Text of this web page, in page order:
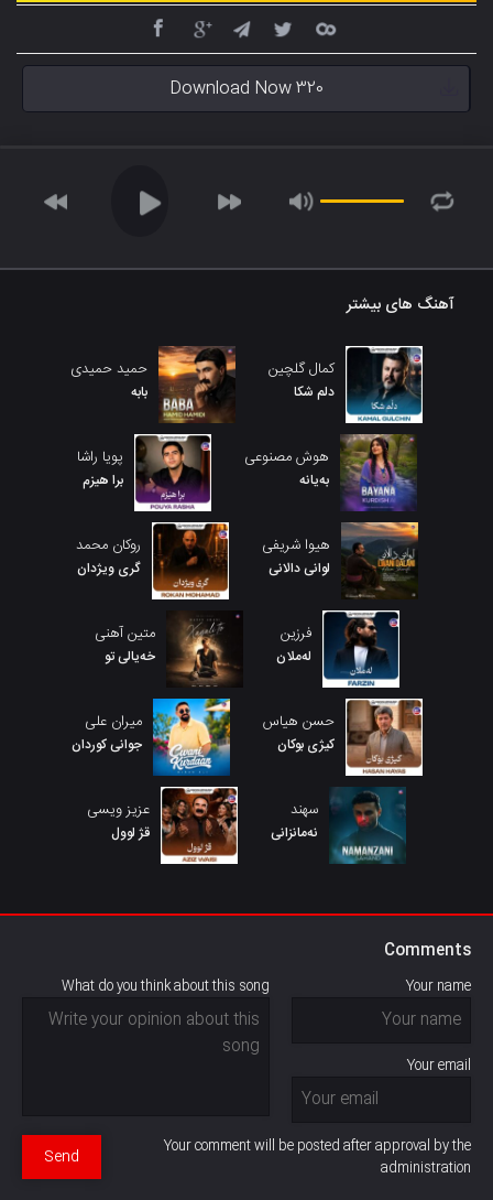
Download Now 320
آهنگ های بیشتر
کمال گلچین
دلم شکا
حمید حمیدی
بابه
هوش مصنوعی
بەیانە
پویا راشا
برا هیزم
هیوا شریفی
لوانی دالانی
روکان محمد
گری ویژدان
فرزین
لەملان
متین آهنی
خەیالی تو
حسن هیاس
کیژی بوکان
میران علی
جوانی کوردان
سهند
نەمانزانی
عزیز ویسی
قژ لوول
Comments
Your name
Your email
What do you think about this song
Your comment will be posted after approval by the
administration
Send